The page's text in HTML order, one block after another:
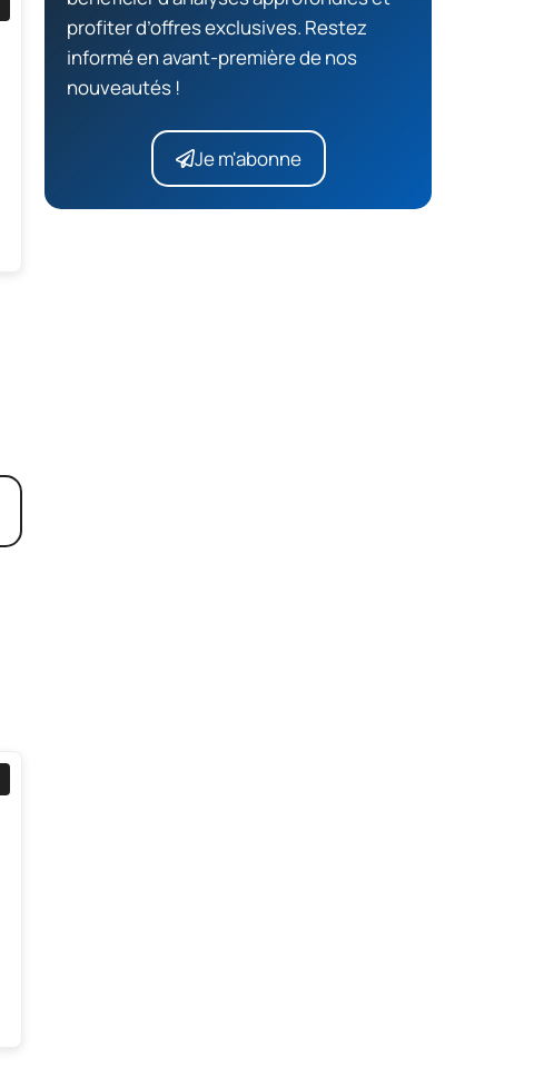
profiter d’offres exclusives. Restez
informé en avant-première de nos
nouveautés !
Je m'abonne